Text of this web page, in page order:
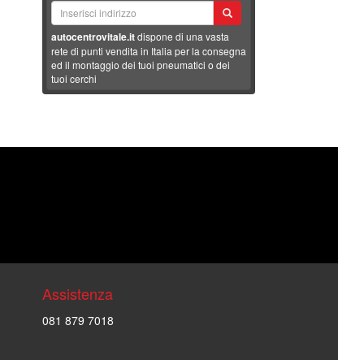
autocentrovitale.itdispone di una vasta
rete di punti vendita in Italia per la consegna
ed il montaggio dei tuoi pneumatici o dei
tuoi cerchi
Assistenza
081 879 7018